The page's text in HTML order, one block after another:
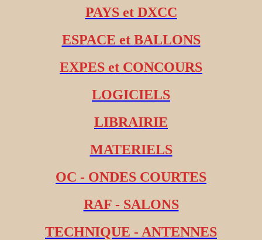
PAYS et DXCC
ESPACE et BALLONS
EXPES et CONCOURS
LOGICIELS
LIBRAIRIE
MATERIELS
OC - ONDES COURTES
RAF - SALONS
TECHNIQUE - ANTENNES